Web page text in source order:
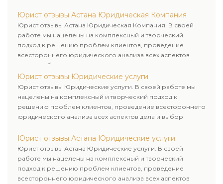
Юрист отзывы Астана Юридическая Компания
Юрист отзывы Астана Юридическая Компания. В своей
работе мы нацелены на комплексный и творческий
подход к решению проблем клиентов, проведение
всестороннего юридического анализа всех аспектов
дела и выбор рационального пути для его успешного
завершения.
Юрист отзывы Юридические услуги
Юрист отзывы Юридические услуги. В своей работе мы
нацелены на комплексный и творческий подход к
решению проблем клиентов, проведение всестороннего
юридического анализа всех аспектов дела и выбор
Юрист отзывы Астана Юридические услуги
Юрист отзывы Астана Юридические услуги. В своей
работе мы нацелены на комплексный и творческий
подход к решению проблем клиентов, проведение
всестороннего юридического анализа всех аспектов